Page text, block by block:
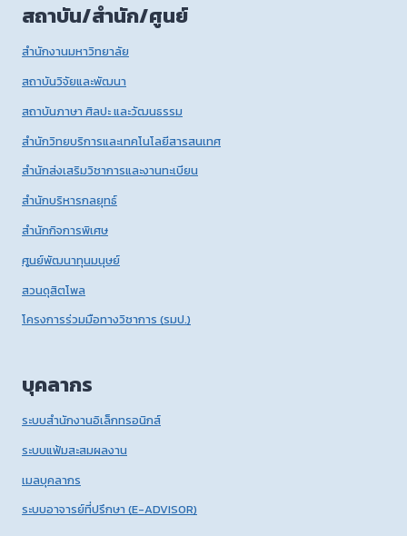
สถาบัน/สำนัก/ศูนย์
สำนักงานมหาวิทยาลัย
สถาบันวิจัยและพัฒนา
สถาบันภาษา ศิลปะ และวัฒนธรรม
สำนักวิทยบริการและเทคโนโลยีสารสนเทศ
สำนักส่งเสริมวิชาการและงานทะเบียน
สำนักบริหารกลยุทธ์
สำนักกิจการพิเศษ
ศูนย์พัฒนาทุนมนุษย์
สวนดุสิตโพล
โครงการร่วมมือทางวิชาการ (รมป.)
บุคลากร
ระบบสำนักงานอิเล็กทรอนิกส์
ระบบแฟ้มสะสมผลงาน
เมลบุคลากร
ระบบอาจารย์ที่ปรึกษา (E-ADVISOR)